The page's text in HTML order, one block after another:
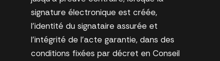
signature électronique est créée,
l’identité du signataire assurée et
l’intégrité de l’acte garantie, dans des
conditions fixées par décret en Conseil